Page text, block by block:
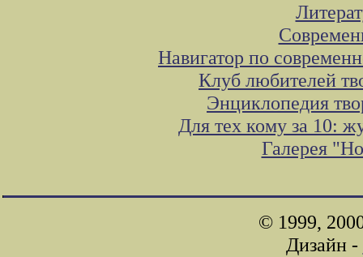
Навигатор по
Клуб любителей
Энциклопедия
Для тех кому за 10:
Галерея
© 1999,
Дизайн -